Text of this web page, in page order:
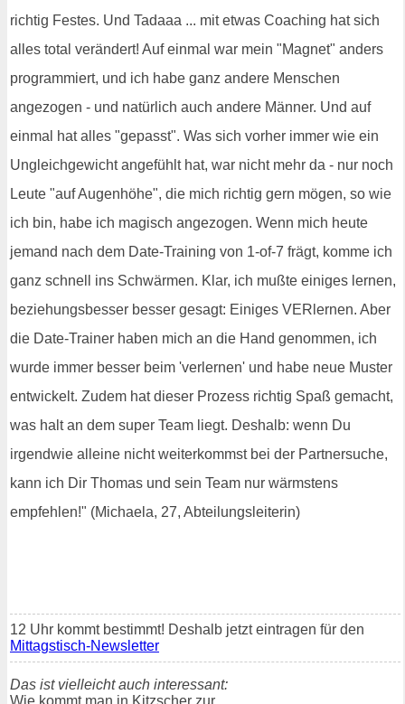
richtig Festes. Und Tadaaa ... mit etwas Coaching hat sich
alles total verändert! Auf einmal war mein "Magnet" anders
programmiert, und ich habe ganz andere Menschen
angezogen - und natürlich auch andere Männer. Und auf
einmal hat alles "gepasst". Was sich vorher immer wie ein
Ungleichgewicht angefühlt hat, war nicht mehr da - nur noch
Leute "auf Augenhöhe", die mich richtig gern mögen, so wie
ich bin, habe ich magisch angezogen. Wenn mich heute
jemand nach dem Date-Training von 1-of-7 frägt, komme ich
ganz schnell ins Schwärmen. Klar, ich mußte einiges lernen,
beziehungsbesser besser gesagt: Einiges VERlernen. Aber
die Date-Trainer haben mich an die Hand genommen, ich
wurde immer besser beim 'verlernen' und habe neue Muster
entwickelt. Zudem hat dieser Prozess richtig Spaß gemacht,
was halt an dem super Team liegt. Deshalb: wenn Du
irgendwie alleine nicht weiterkommst bei der Partnersuche,
kann ich Dir Thomas und sein Team nur wärmstens
empfehlen!" (Michaela, 27, Abteilungsleiterin)
12 Uhr kommt bestimmt! Deshalb jetzt eintragen für den
Mittagstisch-Newsletter
Das ist vielleicht auch interessant:
Wie kommt man in Kitzscher zur